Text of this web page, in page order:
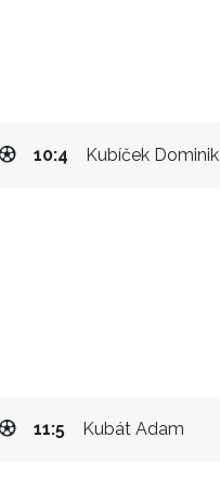
Kubíček Dominik
10:4
Kubát Adam
11:5